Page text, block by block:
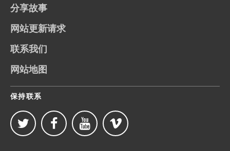
分享故事
网站更新请求
联系我们
网站地图
保持联系